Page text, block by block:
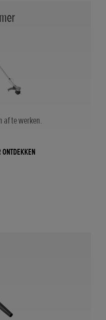
af te werken.